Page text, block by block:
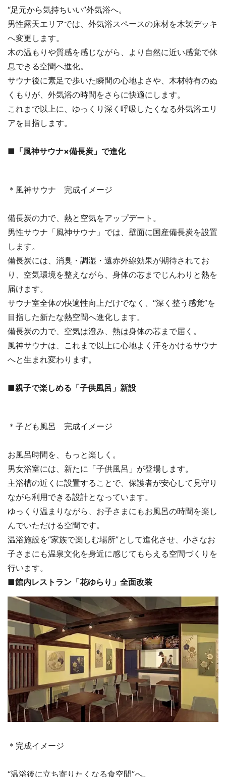
“足元から気持ちいい”外気浴へ。
男性露天エリアでは、外気浴スペースの床材を木製デッキ
へ変更します。
木の温もりや質感を感じながら、より自然に近い感覚で休
息できる空間へ進化。
サウナ後に素足で歩いた瞬間の心地よさや、木材特有のぬ
くもりが、外気浴の時間をさらに快適にします。
これまで以上に、ゆっくり深く呼吸したくなる外気浴エリ
アを目指します。
■「風神サウナ×備長炭」で進化
＊風神サウナ 完成イメージ
備長炭の力で、熱と空気をアップデート。
男性サウナ「風神サウナ」では、壁面に国産備長炭を設置
します。
備長炭には、消臭・調湿・遠赤外線効果が期待されてお
り、空気環境を整えながら、身体の芯までじんわりと熱を
届けます。
サウナ室全体の快適性向上だけでなく、“深く整う感覚”を
目指した新たな熱空間へ進化します。
備長炭の力で、空気は澄み、熱は身体の芯まで届く。
風神サウナは、これまで以上に心地よく汗をかけるサウナ
へと生まれ変わります。
■親子で楽しめる「子供風呂」新設
＊子ども風呂 完成イメージ
お風呂時間を、もっと楽しく。
男女浴室には、新たに「子供風呂」が登場します。
主浴槽の近くに設置することで、保護者が安心して見守り
ながら利用できる設計となっています。
ゆっくり温まりながら、お子さまにもお風呂の時間を楽し
んでいただける空間です。
温浴施設を“家族で楽しむ場所”として進化させ、小さなお
子さまにも温泉文化を身近に感じてもらえる空間づくりを
行います。
■館内レストラン「花ゆらり」全面改装
＊完成イメージ
“温浴後に立ち寄りたくなる食空間”へ。